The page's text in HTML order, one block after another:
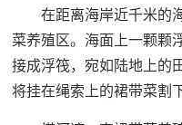
在距离海岸近千米的
菜养殖区。海面上一颗颗
接成浮筏，宛如陆地上的
将挂在绳索上的裙带菜割